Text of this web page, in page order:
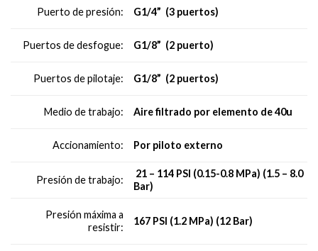
Puerto de presión: G1/4” (3 puertos)
Puertos de desfogue: G1/8” (2 puerto)
Puertos de pilotaje: G1/8” (2 puertos)
Medio de trabajo: Aire filtrado por elemento de 40u
Accionamiento: Por piloto externo
Presión de trabajo:
21 – 114 PSI (0.15-0.8 MPa) (1.5 – 8.0
Bar)
Presión máxima a
resistir:
167 PSI (1.2 MPa) (12 Bar)